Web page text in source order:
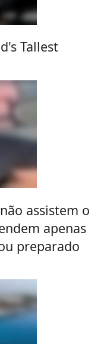
Tallest
assistem o
apenas
preparado